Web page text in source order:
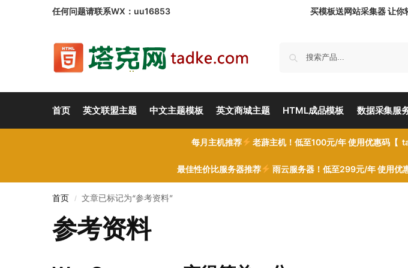
任何问题请联系WX：uu16853 买模板送网站采集器 让你
首页 英文联盟主题 中文主题模板 英文商城主题 HTML成品模板 数据采集服
每月主机推荐 老薜主机！低至100元/年 使用优惠码【
最佳性价比服务器推荐 雨云服务器！低至299元/年 使用优
首页 / 文章已标记为“参考资料”
参考资料